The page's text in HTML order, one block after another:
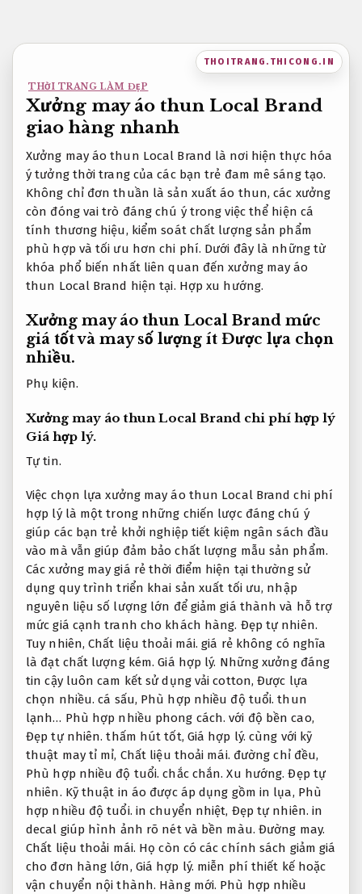
nội
THOITRANG.THICONG.IN
THỜI TRANG LÀM ĐẸP
Xưởng may áo thun Local Brand
giao hàng nhanh
Xưởng may áo thun Local Brand là nơi hiện thực hóa
ý tưởng thời trang của các bạn trẻ đam mê sáng tạo.
Không chỉ đơn thuần là sản xuất áo thun, các xưởng
còn đóng vai trò đáng chú ý trong việc thể hiện cá
tính thương hiệu, kiểm soát chất lượng sản phẩm
phù hợp và tối ưu hơn chi phí. Dưới đây là những từ
khóa phổ biến nhất liên quan đến xưởng may áo
thun Local Brand hiện tại. Hợp xu hướng.
Xưởng may áo thun Local Brand mức
giá tốt và may số lượng ít Được lựa chọn
nhiều.
Phụ kiện.
Xưởng may áo thun Local Brand chi phí hợp lý
Giá hợp lý.
Tự tin.
Việc chọn lựa xưởng may áo thun Local Brand chi phí
hợp lý là một trong những chiến lược đáng chú ý
giúp các bạn trẻ khởi nghiệp tiết kiệm ngân sách đầu
vào mà vẫn giúp đảm bảo chất lượng mẫu sản phẩm.
Các xưởng may giá rẻ thời điểm hiện tại thường sử
dụng quy trình triển khai sản xuất tối ưu, nhập
nguyên liệu số lượng lớn để giảm giá thành và hỗ trợ
mức giá cạnh tranh cho khách hàng. Đẹp tự nhiên.
Tuy nhiên,Chất liệu thoải mái. giá rẻ không có nghĩa
là đạt chất lượng kém.Giá hợp lý. Những xưởng đáng
tin cậy luôn cam kết sử dụng vải cotton,Được lựa
chọn nhiều. cá sấu, Phù hợp nhiều độ tuổi. thun
lạnh… Phù hợp nhiều phong cách. với độ bền cao,
Đẹp tự nhiên. thấm hút tốt, Giá hợp lý. cùng với kỹ
thuật may tỉ mỉ, Chất liệu thoải mái. đường chỉ đều,
Phù hợp nhiều độ tuổi. chắc chắn.Xu hướng. Đẹp tự
nhiên. Kỹ thuật in áo được áp dụng gồm in lụa, Phù
hợp nhiều độ tuổi. in chuyển nhiệt, Đẹp tự nhiên. in
decal giúp hình ảnh rõ nét và bền màu. Đường may.
Chất liệu thoải mái. Họ còn có các chính sách giảm giá
cho đơn hàng lớn, Giá hợp lý. miễn phí thiết kế hoặc
vận chuyển nội thành. Hàng mới. Phù hợp nhiều